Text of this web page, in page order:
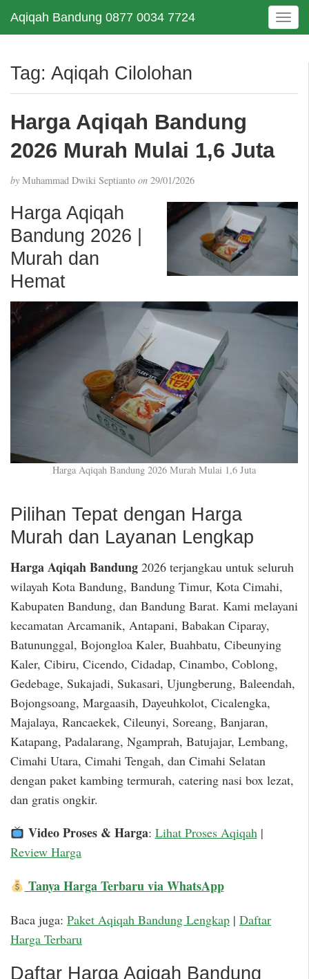
Aqiqah Bandung 0877 0034 7724
T
o
e
t
Tag: Aqiqah Cilolohan
Harga Aqiqah Bandung
2026 Murah Mulai 1,6 Juta
by Muhammad Dwiki Septianto on 29/01/2026
Harga Aqiqah
Bandung 2026 |
Murah dan
Hemat
Harga Aqiqah Bandung 2026 Murah Mulai 1,6 Juta
Pilihan Tepat dengan Harga
Murah dan Layanan Lengkap
Harga Aqiqah Bandung 2026 terjangkau untuk seluruh
wilayah Kota Bandung, Bandung Timur, Kota Cimahi,
Kabupaten Bandung, dan Bandung Barat. Kami melayani
kecamatan Arcamanik, Antapani, Babakan Ciparay,
Batununggal, Bojongloa Kaler, Buahbatu, Cibeunying
Kaler, Cibiru, Cicendo, Cidadap, Cinambo, Coblong,
Gedebage, Sukajadi, Sukasari, Ujungberung, Baleendah,
Bojongsoang, Margaasih, Dayeuhkolot, Cicalengka,
Majalaya, Rancaekek, Cileunyi, Soreang, Banjaran,
Katapang, Padalarang, Ngamprah, Batujajar, Lembang,
Cimahi Utara, Cimahi Tengah, dan Cimahi Selatan
dengan paket kambing termurah, catering nasi box lezat,
dan gratis ongkir.
Video Proses & Harga: Lihat Proses Aqiqah|
Review Harga
Tanya Harga Terbaru via WhatsApp
Baca juga: Paket Aqiqah Bandung Lengkap | Daftar
Harga Terbaru
Daftar Harga Aqiqah Bandung